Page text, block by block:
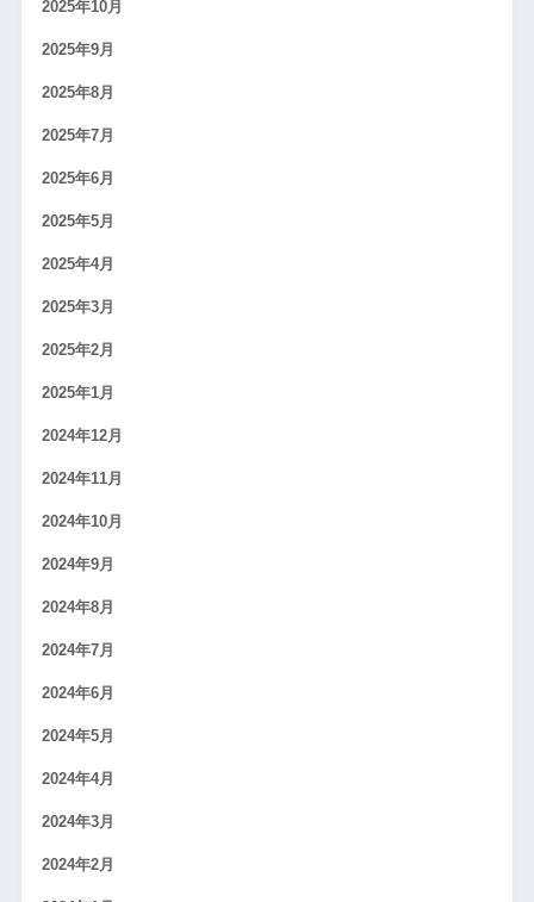
2025年10月
2025年9月
2025年8月
2025年7月
2025年6月
2025年5月
2025年4月
2025年3月
2025年2月
2025年1月
2024年12月
2024年11月
2024年10月
2024年9月
2024年8月
2024年7月
2024年6月
2024年5月
2024年4月
2024年3月
2024年2月